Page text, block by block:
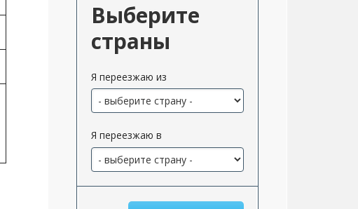
Выберите
страны
Я переезжаю из
Я переезжаю в